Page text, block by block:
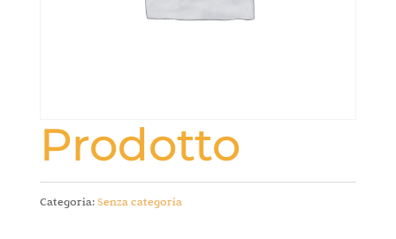
Prodotto
Categoria:Senza categoria